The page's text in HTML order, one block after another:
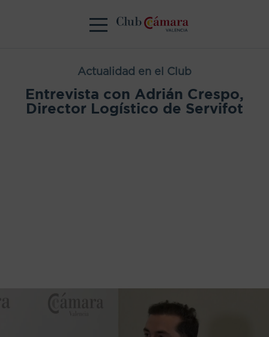
Actualidad en el Club
Entrevista con Adrián Crespo,
Director Logístico de Servifot